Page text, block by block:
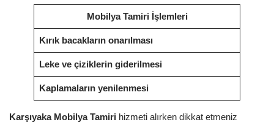
Mobilya Tamiri İşlemleri
Kırık bacakların onarılması
Leke ve çiziklerin giderilmesi
Kaplamaların yenilenmesi
Karşıyaka Mobilya Tamiri hizmeti alırken dikkat etmeniz